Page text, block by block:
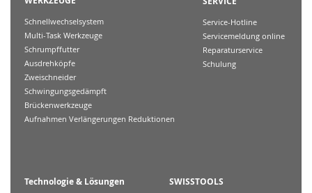
Schnellwechselsystem
Multi-Task Werkzeuge
Schrumpffutter
Ausdrehköpfe
Zweischneider
Schwingungsgedämpft
Brückenwerkzeuge
Aufnahmen Verlängerungen Reduktionen
Service-Hotline
Servicemeldung online
Reparaturservice
Schulung
Technologie & Lösungen SWISSTOOLS